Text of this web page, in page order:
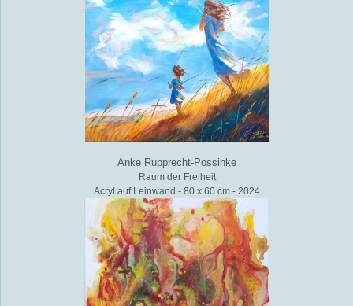
Anke Rupprecht-Possinke
Raum der Freiheit
Acryl auf Leinwand - 80 x 60 cm - 2024